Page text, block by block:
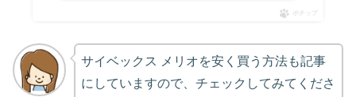
ポチップ
サイベックス メリオを安く買う方法も記事
にしていますので、チェックしてみてくださ